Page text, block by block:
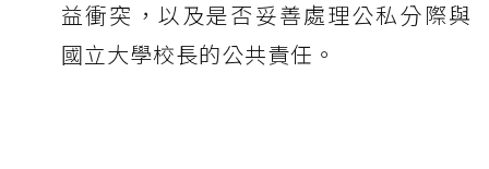
益衝突，以及是否妥善處理公私分際與
國立大學校長的公共責任。